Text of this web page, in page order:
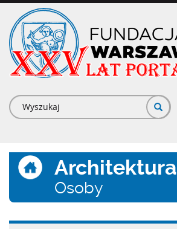
Przejdź
treści
Formularz
wyszukiwania
Architektura
Osoby